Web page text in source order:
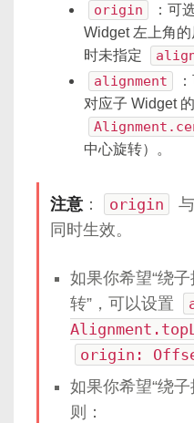
origin
：可
Widget 左上角的
时未指定
alignment
对应子 Widget
中心旋转）。
注意 ： origin 与
同时生效。
如果你希望“绕
转”，可以设置
origin:
如果你希望“绕子
则：